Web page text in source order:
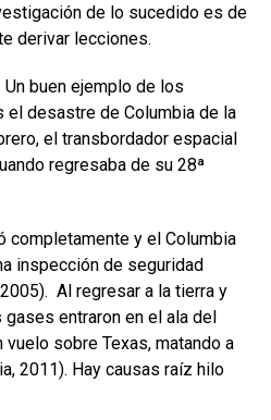
de lo sucedido es de
derivar lecciones.
buen ejemplo de los
el desastre de Columbia de la
el transbordador espacial
regresaba de su 28ª
completamente y el Columbia
inspección de seguridad
Al regresar a la tierra y
entraron en el ala del
sobre Texas, matando a
2011). Hay causas raíz hilo